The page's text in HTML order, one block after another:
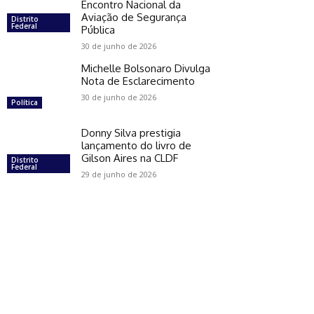
Distrito
Federal
Encontro Nacional da
Aviação de Segurança
Pública
30 de junho de 2026
Política
Michelle Bolsonaro Divulga
Nota de Esclarecimento
30 de junho de 2026
Distrito
Federal
Donny Silva prestigia
lançamento do livro de
Gilson Aires na CLDF
29 de junho de 2026